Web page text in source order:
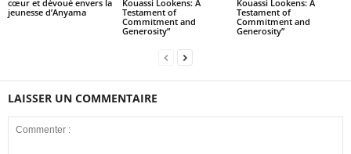
cœur et dévoué envers la
jeunesse d’Anyama
Kouassi Lookens: A
Testament of
Commitment and
Generosity”
Kouassi Lookens: A
Testament of
Commitment and
Generosity”
LAISSER UN COMMENTAIRE